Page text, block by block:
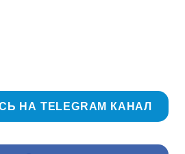
НА TELEGRAM КАНАЛ